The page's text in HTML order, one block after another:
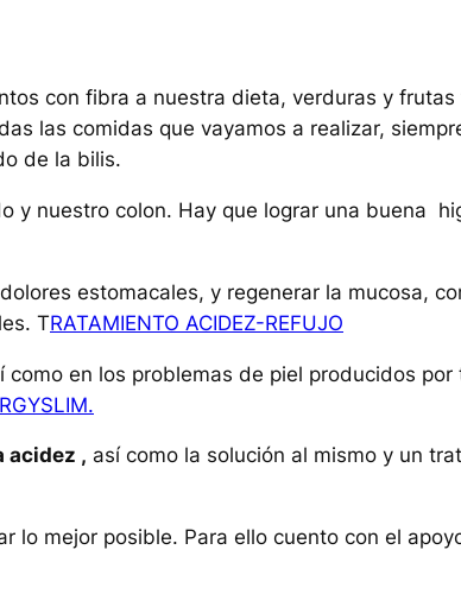
con fibra a nuestra dieta, verduras y frutas
las comidas que vayamos a realizar,
de la bilis.
y nuestro colon. Hay que lograr una buena
estomacales, y regenerar la mucosa,
TRATAMIENTO ACIDEZ-REFUJO
como en los problemas de piel producidos por
acidez , así como la solución al mismo y un
lo mejor posible. Para ello cuento con el